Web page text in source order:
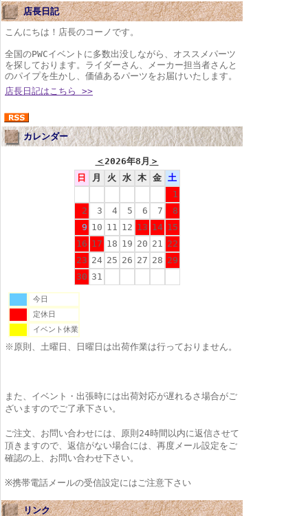
店長日記
こんにちは！店長のコーノです。
全国のPWCイベントに多数出没しながら、オススメパーツ
を探しております。ライダーさん、メーカー担当者さんと
のパイプを生かし、価値あるパーツをお届けいたします。
店長日記はこちら >>
カレンダー
＜2026年8月 ＞
日
月 火 水 木 金 土
1
2
3 4 5 6 7
8
9 10 11 12 13 14 15
16 17 18 19 20 21 22
23 24 25 26 27 28 29
30 31
今日
定休日
イベント休業
※原則、土曜日、日曜日は出荷作業は行っておりません。
また、イベント・出張時には出荷対応が遅れるさ場合がご
ざいますのでご了承下さい。
ご注文、お問い合わせには、原則24時間以内に返信させて
頂きますので、返信がない場合には、再度メール設定をご
確認の上、お問い合わせ下さい。
※携帯電話メールの受信設定にはご注意下さい
リンク